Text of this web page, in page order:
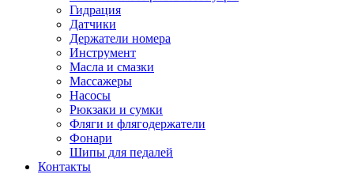
Гидрация
Датчики
Держатели номера
Инструмент
Масла и смазки
Массажеры
Насосы
Рюкзаки и сумки
Фляги и флягодержатели
Фонари
Шипы для педалей
Контакты